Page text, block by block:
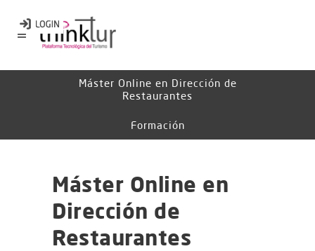
Máster Online en Dirección de
Restaurantes
Formación
Máster Online en
Dirección de
Restaurantes